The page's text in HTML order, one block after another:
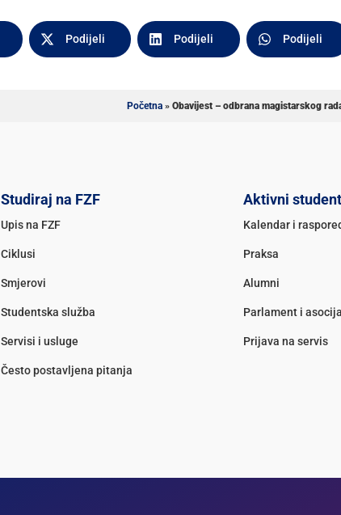
Podijeli Podijeli Podijeli
Početna » Obavijest – odbrana magistarskog
Studiraj na FZF
Upis na FZF
Ciklusi
Smjerovi
Studentska služba
Servisi i usluge
Često postavljena pitanja
Aktivni
Kalendar i
Praksa
Alumni
Parlament i
Prijava na servis